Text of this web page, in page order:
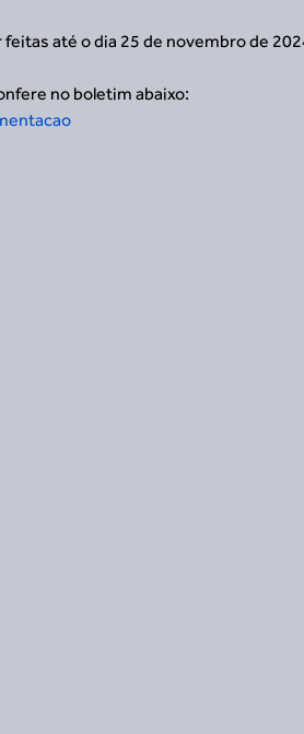
feitas até o dia 25 de novembro de
no boletim abaixo: